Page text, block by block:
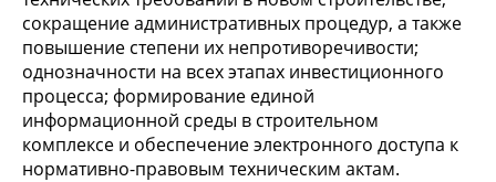
сокращение административных процедур, а также
повышение степени их непротиворечивости;
однозначности на всех этапах инвестиционного
процесса; формирование единой
информационной среды в строительном
комплексе и обеспечение электронного доступа к
нормативно-правовым техническим актам.